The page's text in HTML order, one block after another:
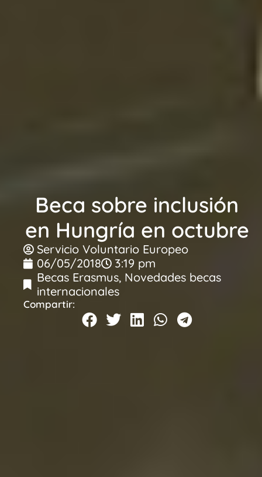
Beca sobre inclusión
en Hungría en octubre
Servicio Voluntario Europeo
06/05/2018
3:19 pm
Becas Erasmus, Novedades becas
internacionales
Compartir: